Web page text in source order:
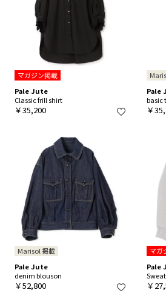
マガジン掲載
Pale Jute
Classic frill shirt
￥35,200
Pale
basic
￥
Marisol 掲載
Pale Jute
denim blouson
￥52,800
マガ
Pale
￥